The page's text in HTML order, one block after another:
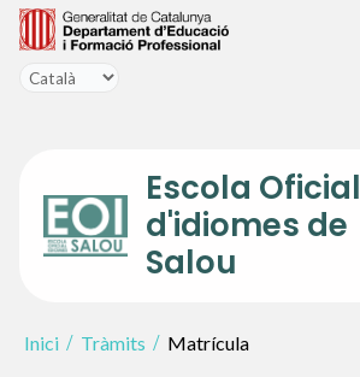
Vés
contingut
Escola Oficial
d'idiomes de
Salou
Inici Tràmits Matrícula